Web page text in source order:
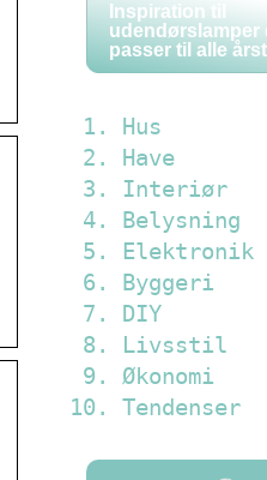
Inspiration til
udendørslamper
passer til alle
Hus
Have
Interiør
Belysning
Elektronik
Byggeri
DIY
Livsstil
Økonomi
Tendenser